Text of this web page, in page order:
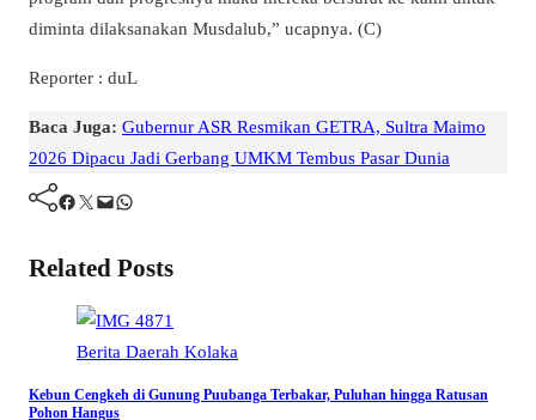
diminta dilaksanakan Musdalub,” ucapnya. (C)
Reporter : duL
Baca Juga: Gubernur ASR Resmikan GETRA, Sultra Maimo
2026 Dipacu Jadi Gerbang UMKM Tembus Pasar Dunia
Facebook Twitter Mail WhatsApp
Related Posts
Berita Daerah Kolaka
Kebun Cengkeh di Gunung Puubanga Terbakar, Puluhan hingga Ratusan
Pohon Hangus